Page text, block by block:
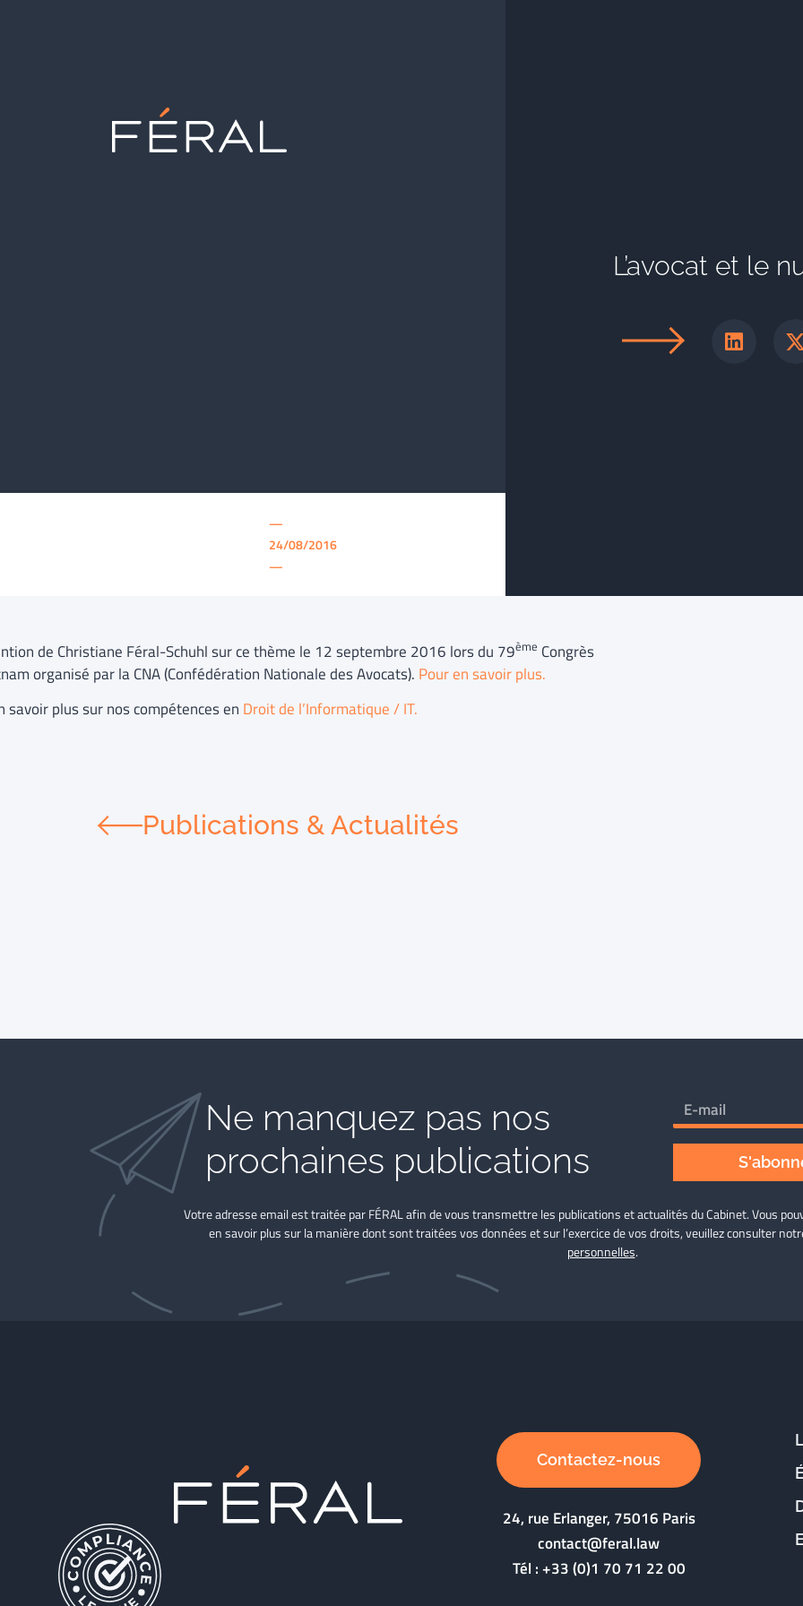
—
24/08/2016
—
L’avocat et le
de Christiane Féral-Schuhl sur ce thème le 12 septembre 2016 lors du 79ème Congrès
organisé par la CNA (Confédération Nationale des Avocats). Pour en savoir plus.
savoir plus sur nos compétences en Droit de l’Informatique / IT.
Publications & Actualités
Ne manquez pas nos
prochaines publications
Votre adresse email est traitée par FÉRAL afin de vous transmettre les publications et actualités du Cabinet. Vous
en savoir plus sur la manière dont sont traitées vos données et sur l’exercice de vos droits, veuillez consulter
personnelles.
Contactez-nous
24, rue Erlanger, 75016 Paris
contact@feral.law
Tél :+33 (0)1 70 71 22 00